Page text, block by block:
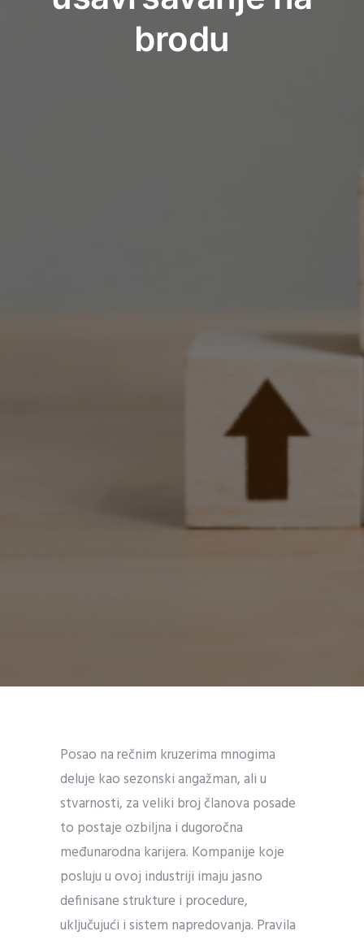
brodu
Posao na rečnim kruzerima mnogima
deluje kao sezonski angažman, ali u
stvarnosti, za veliki broj članova posade
to postaje ozbiljna i dugoročna
međunarodna karijera. Kompanije koje
posluju u ovoj industriji imaju jasno
definisane strukture i procedure,
uključujući i sistem napredovanja. Pravila